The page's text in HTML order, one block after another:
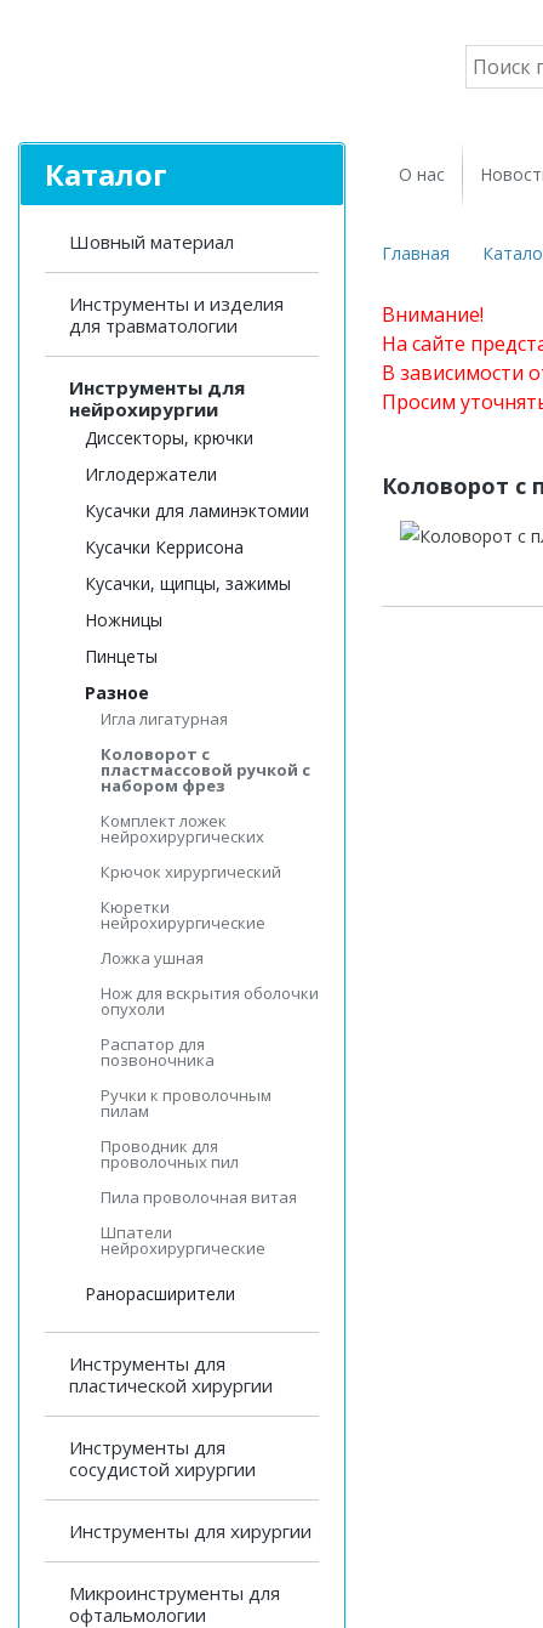
Каталог
Шовный материал
Инструменты и изделия
для травматологии
Инструменты для
нейрохирургии
Диссекторы, крючки
Иглодержатели
Кусачки для ламинэктомии
Кусачки Керрисона
Кусачки, щипцы, зажимы
Ножницы
Пинцеты
Разное
Игла лигатурная
Коловорот с
пластмассовой ручкой с
набором фрез
Комплект ложек
нейрохирургических
Крючок хирургический
Кюретки
нейрохирургические
Ложка ушная
Нож для вскрытия оболочки
опухоли
Распатор для
позвоночника
Ручки к проволочным
пилам
Проводник для
проволочных пил
Пила проволочная витая
Шпатели
нейрохирургические
Ранорасширители
Инструменты для
пластической хирургии
Инструменты для
сосудистой хирургии
Инструменты для хирургии
Микроинструменты для
офтальмологии
О нас
Главная
Внимание!
На сайте
В зависимости
Просим
Коловорот с